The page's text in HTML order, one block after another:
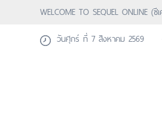
WELCOME TO SEQUEL ONLINE (
วันศุกร์ ที่ 7 สิงหาคม 2569